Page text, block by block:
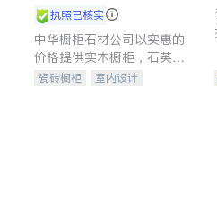
执照已核实
中华橱柜石材公司以实惠的
价格提供实木橱柜，石英石
台面，多种优质不锈钢水
瓷砖橱柜
室内设计